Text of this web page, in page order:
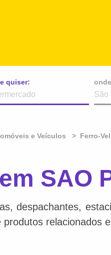
quiser:
e Veículos Ferro-
SAO
despachantes,
relacionados